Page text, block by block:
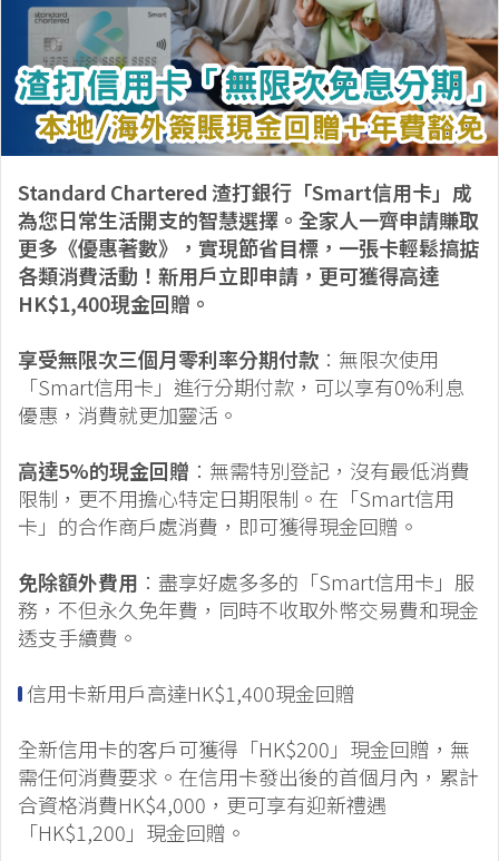
Standard Chartered 渣打銀行「Smart信用卡」成
為您日常生活開支的智慧選擇。全家人一齊申請賺取
更多《優惠著數》，實現節省目標，一張卡輕鬆搞掂
各類消費活動！新用戶立即申請，更可獲得高達
HK$1,400現金回贈。
享受無限次三個月零利率分期付款 ：無限次使用
「Smart信用卡」進行分期付款，可以享有0%利息
優惠，消費就更加靈活。
高達5%的現金回贈 ：無需特別登記，沒有最低消費
限制，更不用擔心特定日期限制。在「Smart信用
卡」的合作商戶處消費，即可獲得現金回贈。
免除額外費用 ：盡享好處多多的「Smart信用卡」服
務，不但永久免年費，同時不收取外幣交易費和現金
透支手續費。
信用卡新用戶高達HK$1,400現金回贈
全新信用卡的客戶可獲得「HK$200」現金回贈，無
需任何消費要求。在信用卡發出後的首個月內，累計
合資格消費HK$4,000，更可享有迎新禮遇
「HK$1,200」現金回贈。